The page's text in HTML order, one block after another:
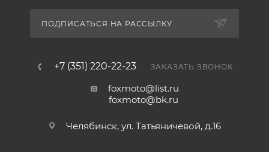
ПОДПИСАТЬСЯ НА РАССЫЛКУ
+7 (351) 220-22-23 ЗАКАЗАТЬ ЗВОНОК
foxmoto@list.ru
foxmoto@bk.ru
Челябинск, ул. Татьяничевой, д.16